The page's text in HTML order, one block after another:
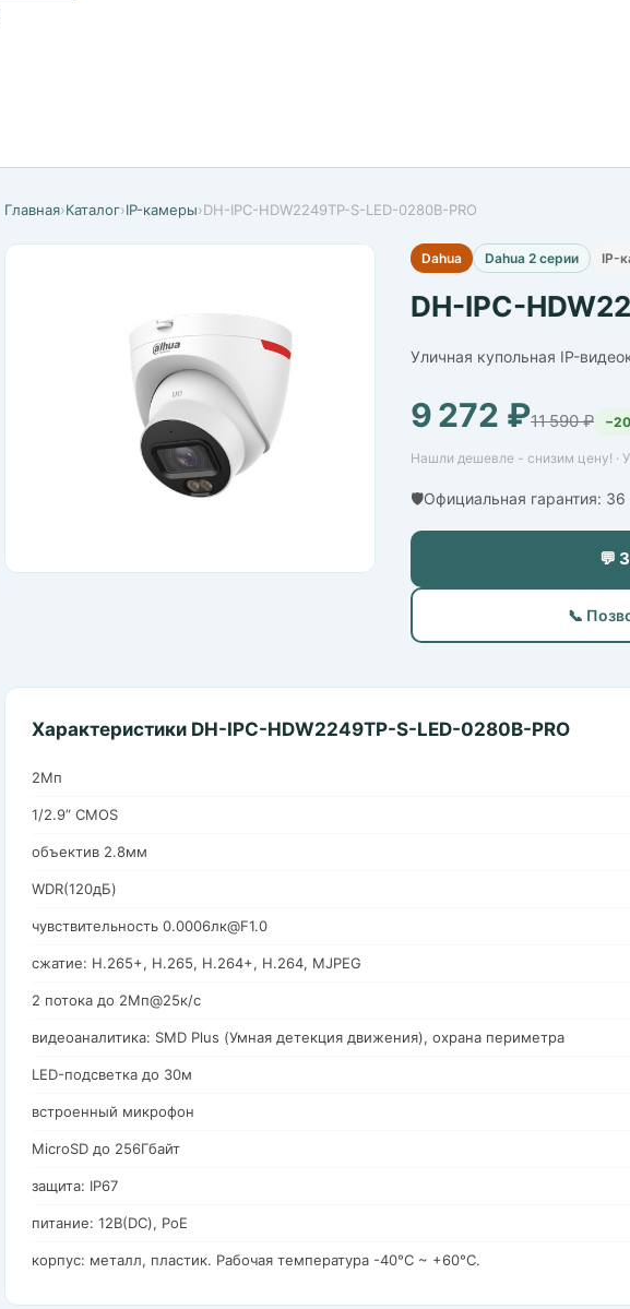
Главная›Каталог›IP-камеры›DH-IPC-HDW2249TP-S-LED-0280B-PRO
Dahua Dahua 2 серии IP-
DH-IPC-
Уличная купольная IP-
9 272 ₽11 590 ₽
Нашли дешевле - снизим цену! ·
🛡️Официальная гарантия:
💬
📞
Характеристики DH-IPC-HDW2249TP-S-LED-0280B-PRO
2Мп
1/2.9” CMOS
объектив 2.8мм
WDR(120дБ)
чувствительность 0.0006лк@F1.0
сжатие: H.265+, H.265, H.264+, H.264, MJPEG
2 потока до 2Мп@25к/с
видеоаналитика: SMD Plus (Умная детекция движения), охрана периметра
LED-подсветка до 30м
встроенный микрофон
MicroSD до 256Гбайт
защита: IP67
питание: 12В(DC), PoE
корпус: металл, пластик. Рабочая температура -40°C ~ +60°C.